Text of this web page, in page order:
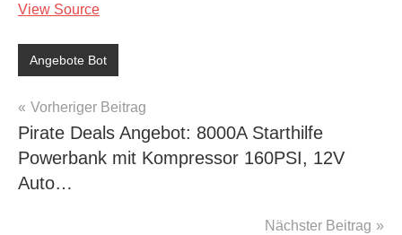
View Source
Angebote Bot
Beitragsnavigation
Vorheriger Beitrag
Pirate Deals Angebot: 8000A Starthilfe
Powerbank mit Kompressor 160PSI, 12V
Auto…
Nächster Beitrag